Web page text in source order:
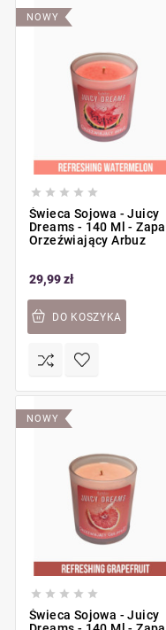
NOWY
    
Świeca Sojowa - Juicy
Dreams - 140 Ml -
Orzeźwiający Arbuz
29,99 zł
DO KOSZYKA
NOWY
    
Świeca Sojowa - Juicy